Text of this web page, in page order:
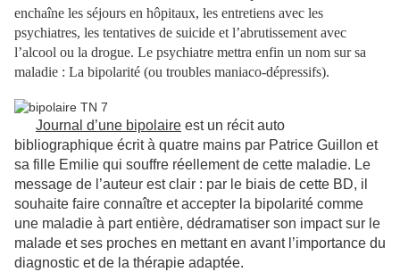
enchaîne les séjours en hôpitaux, les entretiens avec les
psychiatres, les tentatives de suicide et l’abrutissement avec
l’alcool ou la drogue. Le psychiatre mettra enfin un nom sur sa
maladie : La bipolarité (ou troubles maniaco-dépressifs).
Journal d’une bipolaire est un récit auto
bibliographique écrit à quatre mains par Patrice Guillon et
sa fille Emilie qui souffre réellement de cette maladie. Le
message de l’auteur est clair : par le biais de cette BD, il
souhaite faire connaître et accepter la bipolarité comme
une maladie à part entière, dédramatiser son impact sur le
malade et ses proches en mettant en avant l’importance du
diagnostic et de la thérapie adaptée.